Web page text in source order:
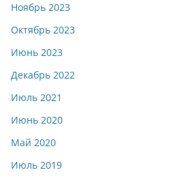
Ноябрь 2023
Октябрь 2023
Июнь 2023
Декабрь 2022
Июль 2021
Июнь 2020
Май 2020
Июль 2019